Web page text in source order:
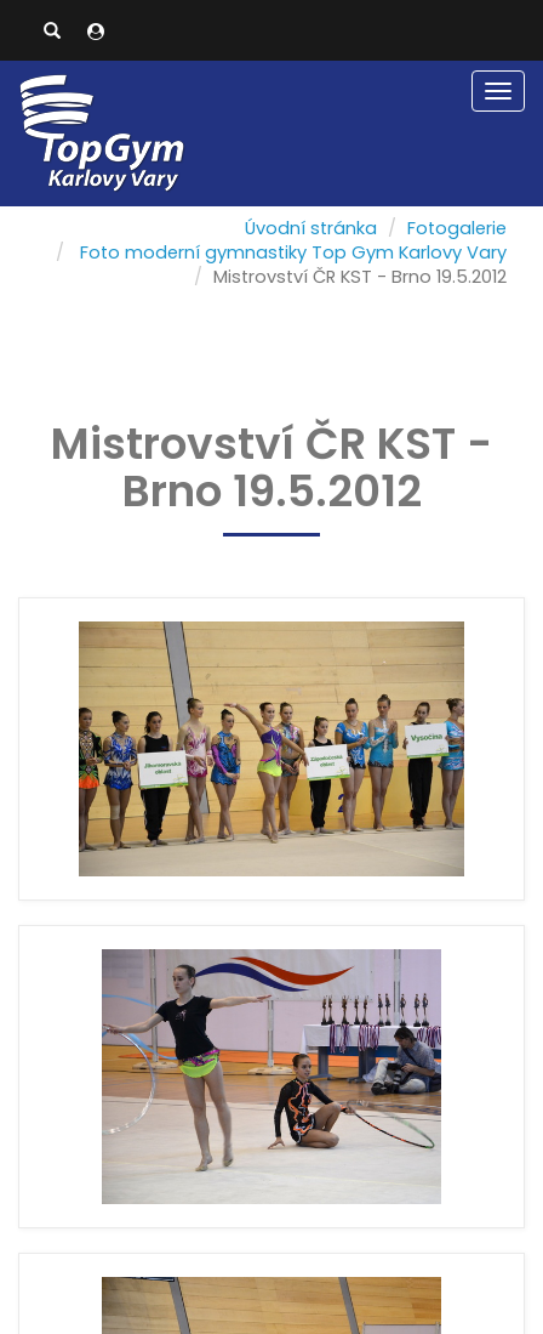
Úvodní stránka
Fotogalerie
Foto moderní gymnastiky Top Gym Karlovy Vary
Mistrovství ČR KST - Brno 19.5.2012
Mistrovství ČR KST -
Brno 19.5.2012